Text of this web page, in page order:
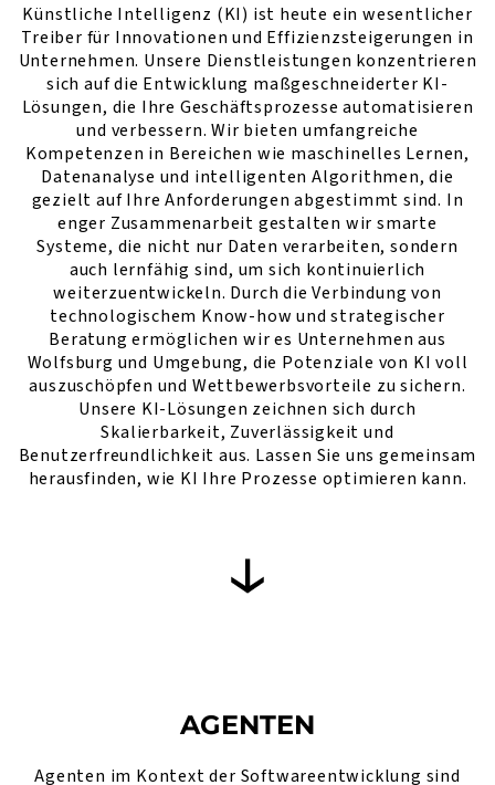
Künstliche Intelligenz (KI) ist heute ein wesentlicher
Treiber für Innovationen und Effizienzsteigerungen in
Unternehmen. Unsere Dienstleistungen konzentrieren
sich auf die Entwicklung maßgeschneiderter KI-
Lösungen, die Ihre Geschäftsprozesse automatisieren
und verbessern. Wir bieten umfangreiche
Kompetenzen in Bereichen wie maschinelles Lernen,
Datenanalyse und intelligenten Algorithmen, die
gezielt auf Ihre Anforderungen abgestimmt sind. In
enger Zusammenarbeit gestalten wir smarte
Systeme, die nicht nur Daten verarbeiten, sondern
auch lernfähig sind, um sich kontinuierlich
weiterzuentwickeln. Durch die Verbindung von
technologischem Know-how und strategischer
Beratung ermöglichen wir es Unternehmen aus
Wolfsburg und Umgebung, die Potenziale von KI voll
auszuschöpfen und Wettbewerbsvorteile zu sichern.
Unsere KI-Lösungen zeichnen sich durch
Skalierbarkeit, Zuverlässigkeit und
Benutzerfreundlichkeit aus. Lassen Sie uns gemeinsam
herausfinden, wie KI Ihre Prozesse optimieren kann.
AGENTEN
Agenten im Kontext der Softwareentwicklung sind